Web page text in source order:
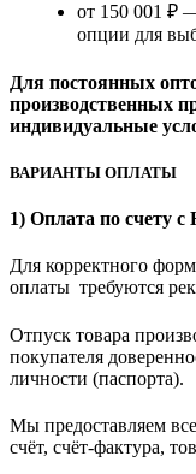
от 150 001 ₽
опции для
Для постоянных
производственных
индивидуальные
ВАРИАНТЫ ОПЛАТЫ
1) Оплата по счету
Для корректного
оплаты требуются
Отпуск товара
покупателя
личности (паспорта).
Мы предоставляем
счёт, счёт-фактура,